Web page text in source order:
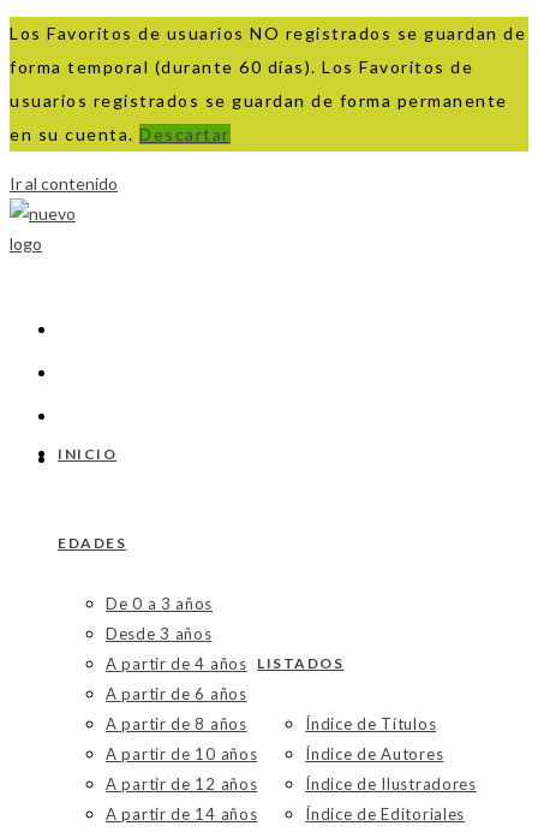
Los Favoritos de usuarios NO registrados se guardan de
forma temporal (durante 60 días). Los Favoritos de
usuarios registrados se guardan de forma permanente
en su cuenta. Descartar
Ir al contenido
INICIO
EDADES
De 0 a 3 años
Desde 3 años
A partir de 4 años
A partir de 6 años
A partir de 8 años
A partir de 10 años
A partir de 12 años
A partir de 14 años
LISTADOS
Índice de Títulos
Índice de Autores
Índice de Ilustradores
Índice de Editoriales